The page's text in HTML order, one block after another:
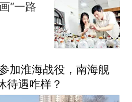
“一路
加淮海战役，南海舰
待遇咋样？